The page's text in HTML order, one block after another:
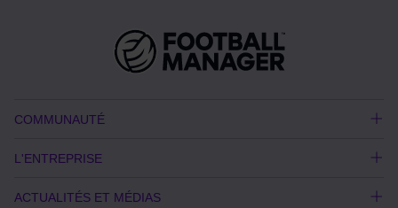
COMMUNAUTÉ
L'ENTREPRISE
ACTUALITÉS ET MÉDIAS